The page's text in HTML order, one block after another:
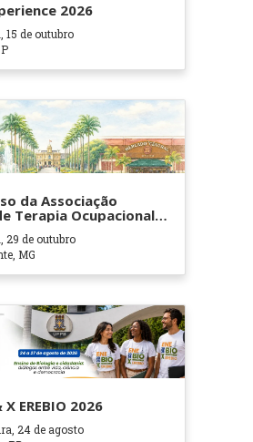
2026
de outubro
da Associação
Terapia Ocupacional
Hospitalares e
- ATOHOSP
de outubro
MG
X EREBIO 2026
24 de agosto